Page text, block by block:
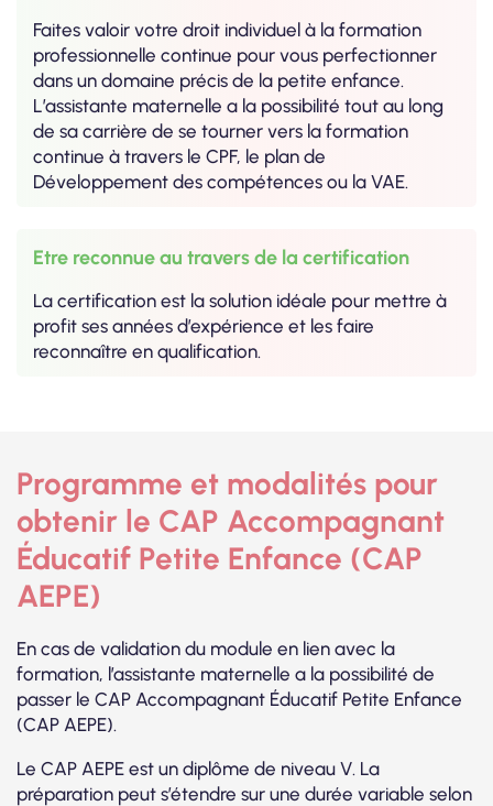
Faites valoir votre droit individuel à la formation
professionnelle continue pour vous perfectionner
dans un domaine précis de la petite enfance.
L’assistante maternelle a la possibilité tout au long
de sa carrière de se tourner vers la formation
continue à travers le CPF, le plan de
Développement des compétences ou la VAE.
Etre reconnue au travers de la certification
La certification est la solution idéale pour mettre à
profit ses années d’expérience et les faire
reconnaître en qualification.
Programme et modalités pour
obtenir le CAP Accompagnant
Éducatif Petite Enfance (CAP
AEPE)
En cas de validation du module en lien avec la
formation, l’assistante maternelle a la possibilité de
passer le CAP Accompagnant Éducatif Petite Enfance
(CAP AEPE).
Le CAP AEPE est un diplôme de niveau V. La
préparation peut s’étendre sur une durée variable selon